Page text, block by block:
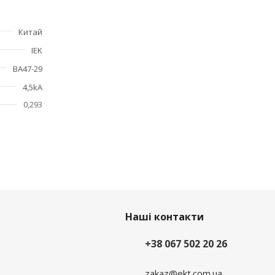
Китай
IEK
ВА47-29
4,5kA
0,293
Наші контакти
+38 067 502 20 26